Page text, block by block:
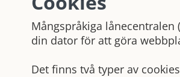
Mångspråkiga lånecentralen
din dator för att göra
Det finns två typer av